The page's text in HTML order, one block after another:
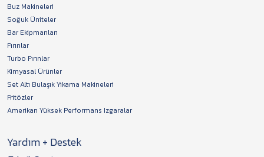
Buz Makineleri
Soğuk Üniteler
Bar Ekipmanları
Fırınlar
Turbo Fırınlar
Kimyasal Ürünler
Set Altı Bulaşık Yıkama Makineleri
Fritözler
Amerikan Yüksek Performans Izgaralar
Yardım + Destek